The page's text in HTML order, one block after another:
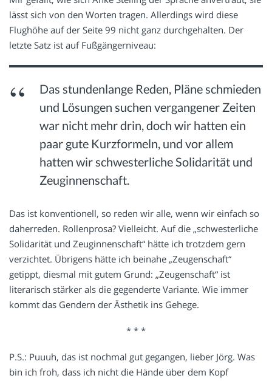
lässt sich von den Worten tragen. Allerdings wird diese
Flughöhe auf der Seite 99 nicht ganz durchgehalten. Der
letzte Satz ist auf Fußgängerniveau:
Das stundenlange Reden, Pläne schmieden
und Lösungen suchen vergangener Zeiten
war nicht mehr drin, doch wir hatten ein
paar gute Kurzformeln, und vor allem
hatten wir schwesterliche Solidarität und
Zeuginnenschaft.
Das ist konventionell, so reden wir alle, wenn wir einfach so
daherreden. Rollenprosa? Vielleicht. Auf die „schwesterliche
Solidarität und Zeuginnenschaft“ hätte ich trotzdem gern
verzichtet. Übrigens hätte ich beinahe „Zeugenschaft“
getippt, diesmal mit gutem Grund: „Zeugenschaft“ ist
literarisch stärker als die gegenderte Variante. Wie immer
kommt das Gendern der Ästhetik ins Gehege.
* * *
P.S.: Puuuh, das ist nochmal gut gegangen, lieber Jörg. Was
bin ich froh, dass ich nicht die Hände über dem Kopf